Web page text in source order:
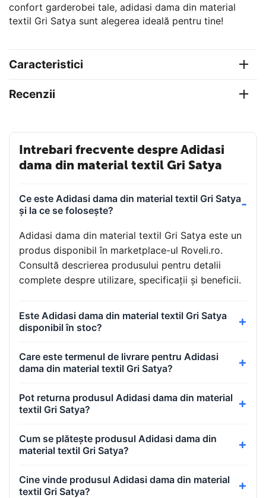
confort garderobei tale, adidasi dama din material
textil Gri Satya sunt alegerea ideală pentru tine!
Caracteristici
Recenzii
Intrebari frecvente despre Adidasi
dama din material textil Gri Satya
Ce este Adidasi dama din material textil Gri Satya
și la ce se folosește?
Adidasi dama din material textil Gri Satya este un
produs disponibil în marketplace-ul Roveli.ro.
Consultă descrierea produsului pentru detalii
complete despre utilizare, specificații și beneficii.
Este Adidasi dama din material textil Gri Satya
disponibil în stoc?
Care este termenul de livrare pentru Adidasi
dama din material textil Gri Satya?
Pot returna produsul Adidasi dama din material
textil Gri Satya?
Cum se plătește produsul Adidasi dama din
material textil Gri Satya?
Cine vinde produsul Adidasi dama din material
textil Gri Satya?